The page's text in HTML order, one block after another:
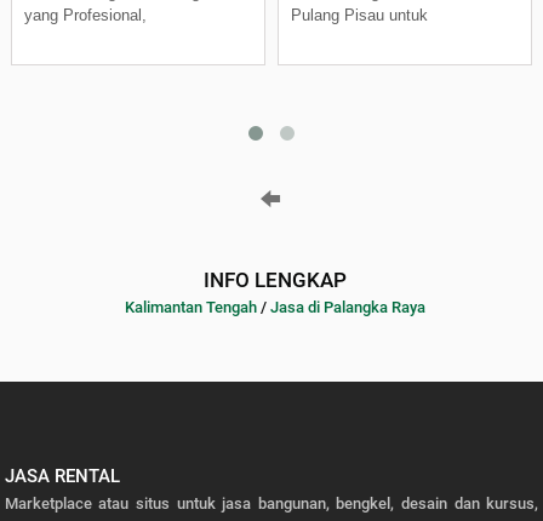
yang Profesional,
Pulang Pisau untuk
INFO LENGKAP
Kalimantan Tengah / Jasa di Palangka Raya
JASA RENTAL
Marketplace atau situs untuk jasa bangunan, bengkel, desain dan kursus,